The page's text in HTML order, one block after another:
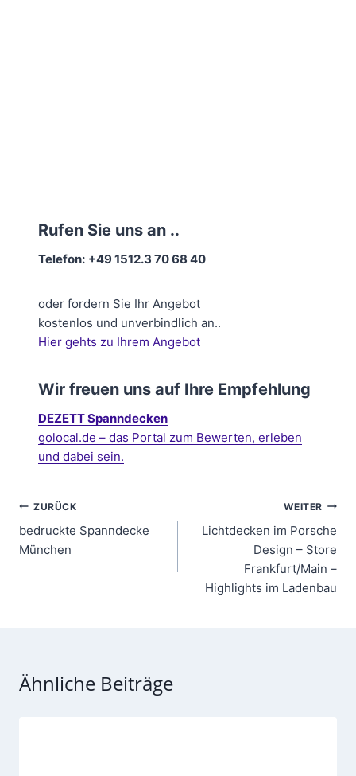
Rufen Sie uns an ..
Telefon: +49 1512.3 70 68 40
oder fordern Sie Ihr Angebot
kostenlos und unverbindlich an..
Hier gehts zu Ihrem Angebot
Wir freuen uns auf Ihre Empfehlung
DEZETT Spanndecken
golocal.de – das Portal zum Bewerten, erleben
und dabei sein.
Beitragsnavigation
ZURÜCK
bedruckte Spanndecke
München
WEITER
Lichtdecken im Porsche
Design – Store
Frankfurt/Main –
Highlights im Ladenbau
Ähnliche Beiträge